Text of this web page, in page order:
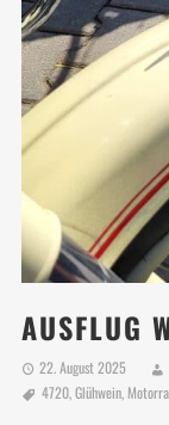
AUSFLUG
22. August 2025
4720,Glühwein,